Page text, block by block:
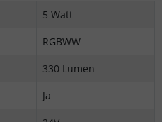
5 Watt
RGBWW
330 Lumen
Ja